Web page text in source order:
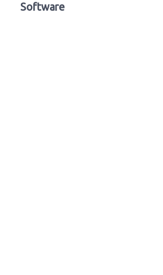
Software